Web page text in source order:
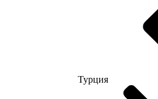
Турция